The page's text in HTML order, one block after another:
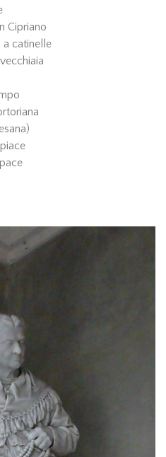
Cipriano
a catinelle